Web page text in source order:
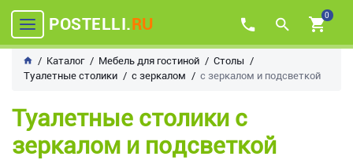
POSTELLI.RU 0
Каталог Мебель для гостиной
Столы
Туалетные столики
с зеркалом с зеркалом и подсветкой
Туалетные столики с
зеркалом и подсветкой